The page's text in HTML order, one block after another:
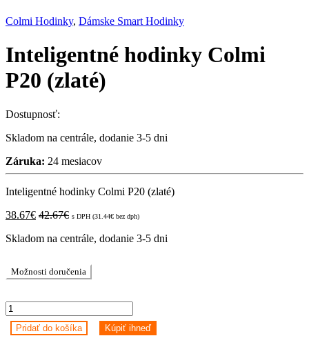
Colmi Hodinky, Dámske Smart Hodinky
Inteligentné hodinky Colmi
P20 (zlaté)
Dostupnosť:
Skladom na centrále, dodanie 3-5 dni
Záruka: 24 mesiacov
Inteligentné hodinky Colmi P20 (zlaté)
38.67€ 42.67€ s DPH (31.44€ bez dph)
Skladom na centrále, dodanie 3-5 dni
Možnosti doručenia
Inteligentné
hodinky
Colmi
Pridať do košíka Kúpiť ihneď